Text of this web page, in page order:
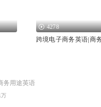
4278
跨境电子商务英语|商
务用途英语
万